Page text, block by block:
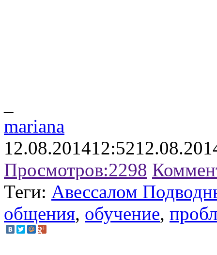
mariana
12.08.201412:52
Просмотров:2298
Теги: Авессалом
общения, обучение,